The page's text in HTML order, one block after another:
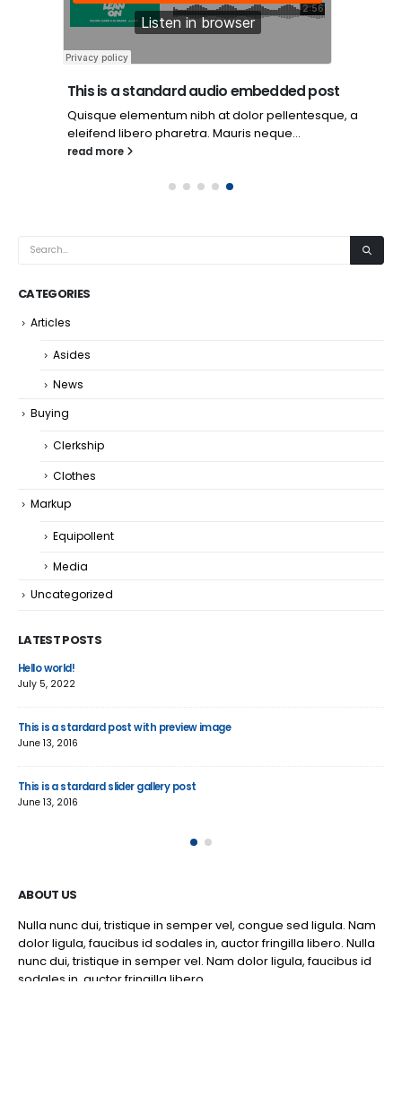
This is a standard audio embedded post
Quisque elementum nibh at dolor pellentesque, a
eleifend libero pharetra. Mauris neque...
read more
CATEGORIES
Articles
Asides
News
Buying
Clerkship
Clothes
Markup
Equipollent
Media
Uncategorized
LATEST POSTS
Hello world!
July 5, 2022
This is a stardard post with preview image
June 13, 2016
This is a stardard slider gallery post
June 13, 2016
ABOUT US
Nulla nunc dui, tristique in semper vel, congue sed ligula. Nam
dolor ligula, faucibus id sodales in, auctor fringilla libero. Nulla
nunc dui, tristique in semper vel. Nam dolor ligula, faucibus id
sodales in, auctor fringilla libero.